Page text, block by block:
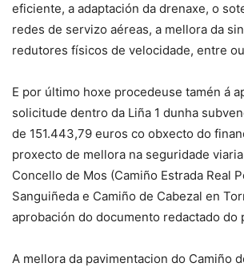
eficiente, a adaptación da drenaxe, o
redes de servizo aéreas, a mellora da
redutores físicos de velocidade, entre
E por último hoxe procedeuse tamén á
solicitude dentro da Liña 1 dunha
de 151.443,79 euros co obxecto do
proxecto de mellora na seguridade
Concello de Mos (Camiño Estrada Real
Sanguiñeda e Camiño de Cabezal en
aprobación do documento redactado do
A mellora da pavimentacion do Camiño